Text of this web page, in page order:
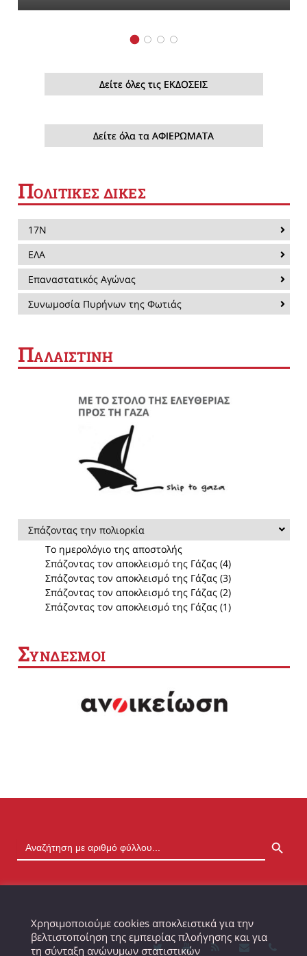
Δείτε όλες τις ΕΚΔΟΣΕΙΣ
Δείτε όλα τα ΑΦΙΕΡΩΜΑΤΑ
ΠΟΛΙΤΙΚΕΣ ΔΙΚΕΣ
17Ν
ΕΛΑ
Επαναστατικός Αγώνας
Συνωμοσία Πυρήνων της Φωτιάς
ΠΑΛΑΙΣΤΙΝΗ
Σπάζοντας την πολιορκία
Το ημερολόγιο της αποστολής
Σπάζοντας τον αποκλεισμό της Γάζας (4)
Σπάζοντας τον αποκλεισμό της Γάζας (3)
Σπάζοντας τον αποκλεισμό της Γάζας (2)
Σπάζοντας τον αποκλεισμό της Γάζας (1)
ΣΥΝΔΕΣΜΟΙ
Χρησιμοποιούμε cookies αποκλειστικά για την
βελτιστοποίηση της εμπειρίας πλοήγησης και για
τη σύνταξη ανώνυμων στατιστικών